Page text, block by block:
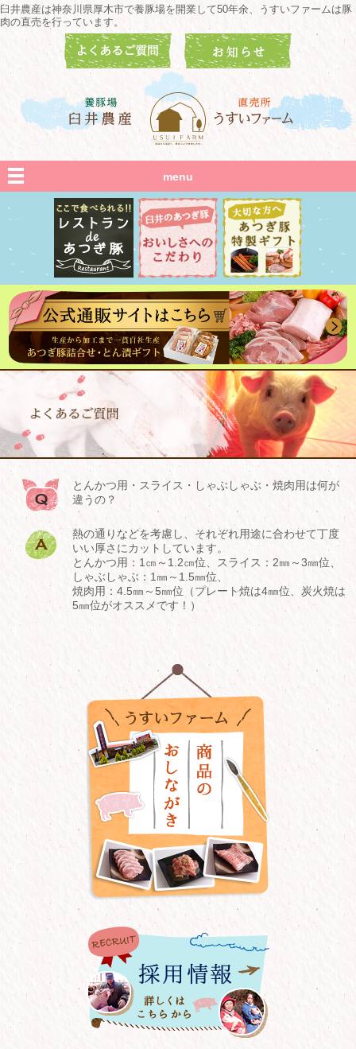
臼井農産は神奈川県厚木市で養豚場を開業して50年余、うすいファームは豚
肉の直売を行っています。
menu
とんかつ用・スライス・しゃぶしゃぶ・焼肉用は何が
違うの？
熱の通りなどを考慮し、それぞれ用途に合わせて丁度
いい厚さにカットしています。
とんかつ用：1㎝～1.2㎝位、スライス：2㎜～3㎜位、
しゃぶしゃぶ：1㎜～1.5㎜位、
焼肉用：4.5㎜～5㎜位（プレート焼は4㎜位、炭火焼は
5㎜位がオススメです！）